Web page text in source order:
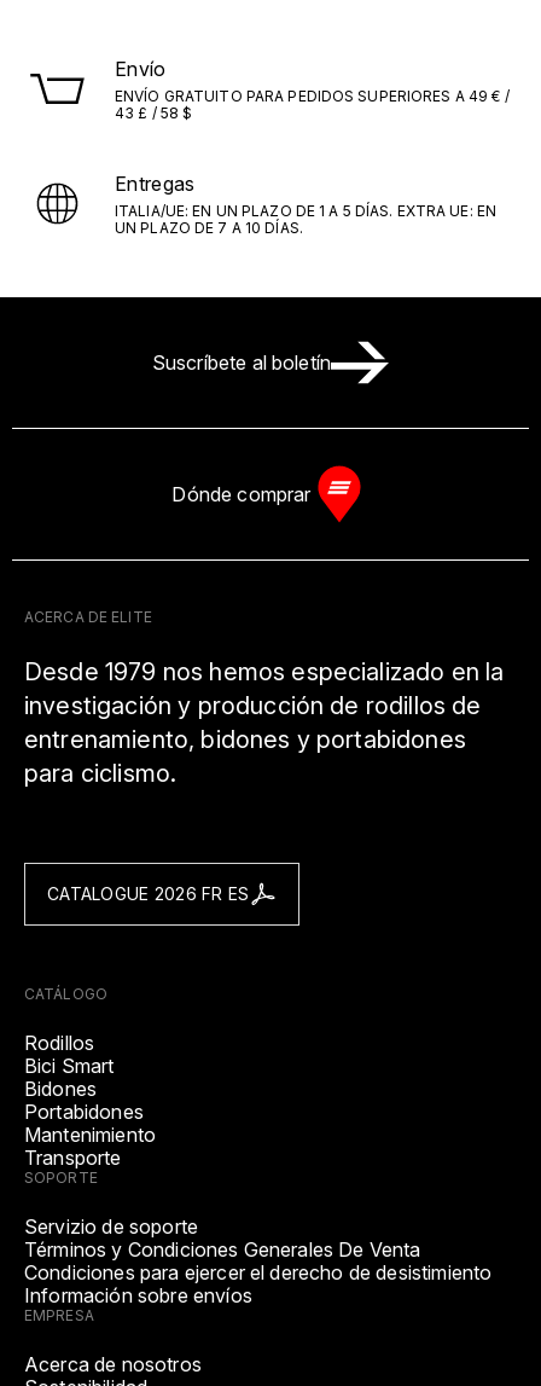
Envío
ENVÍO GRATUITO PARA PEDIDOS SUPERIORES A 49 € /
43 £ / 58 $
Entregas
ITALIA/UE: EN UN PLAZO DE 1 A 5 DÍAS. EXTRA UE: EN
UN PLAZO DE 7 A 10 DÍAS.
Suscríbete al boletín
Dónde comprar
ACERCA DE ELITE
Desde 1979 nos hemos especializado en la
investigación y producción de rodillos de
entrenamiento, bidones y portabidones
para ciclismo.
CATALOGUE 2026 FR ES
CATÁLOGO
Rodillos
Bici Smart
Bidones
Portabidones
Mantenimiento
Transporte
SOPORTE
Servizio de soporte
Términos y Condiciones Generales De Venta
Condiciones para ejercer el derecho de desistimiento
Información sobre envíos
EMPRESA
Acerca de nosotros